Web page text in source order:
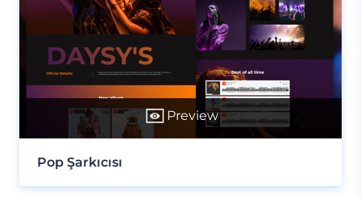
Preview
Pop Şarkıcısı